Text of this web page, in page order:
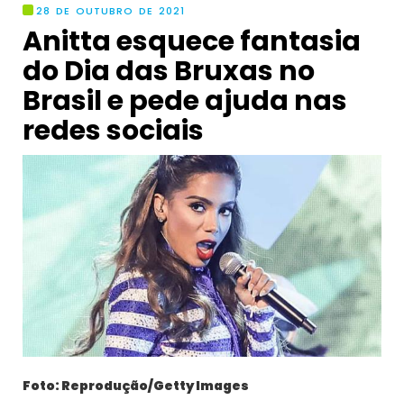
28 DE OUTUBRO DE 2021
Anitta esquece fantasia
do Dia das Bruxas no
Brasil e pede ajuda nas
redes sociais
Foto: Reprodução/Getty Images